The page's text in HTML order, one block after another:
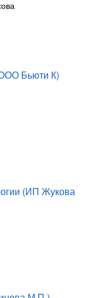
Бьюти К)
(ИП Жукова